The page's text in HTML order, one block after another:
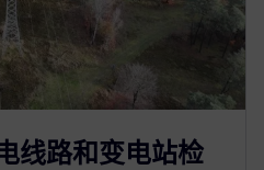
线路和变电站检